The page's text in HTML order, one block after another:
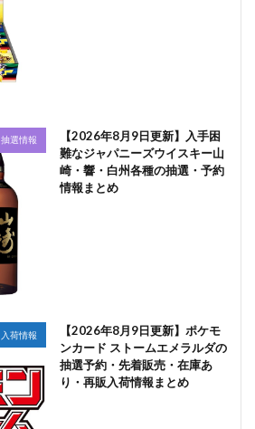
抽選情報
【2026年8月9日更新】入手困
難なジャパニーズウイスキー山
崎・響・白州各種の抽選・予約
情報まとめ
入荷情報
【2026年8月9日更新】ポケモ
ンカード ストームエメラルダの
抽選予約・先着販売・在庫あ
り・再販入荷情報まとめ